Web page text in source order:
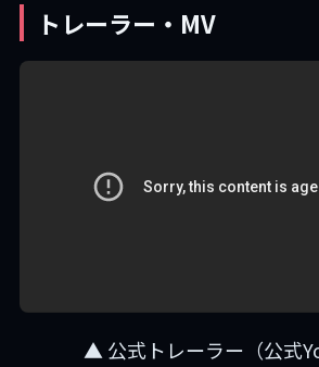
トレーラー・MV
▲ 公式トレーラー（公式